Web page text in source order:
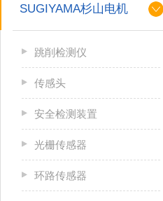
SUGIYAMA杉山电机
跳削检测仪
传感头
安全检测装置
光栅传感器
环路传感器